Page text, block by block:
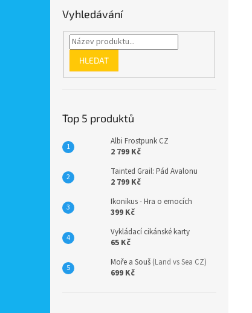
Vyhledávání
HLEDAT
Top 5 produktů
Albi Frostpunk CZ
2 799 Kč
Tainted Grail: Pád Avalonu
2 799 Kč
Ikonikus - Hra o emocích
399 Kč
Vykládací cikánské karty
65 Kč
Moře a Souš (Land vs Sea CZ)
699 Kč